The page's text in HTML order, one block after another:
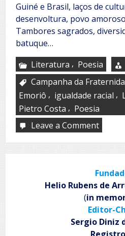
Guiné e Brasil, laços de
desenvoltura, povo
Tambores sagrados,
batuque…
Literatura , Poesia
Campanha da
Emoriô , igualdade racial ,
Pietro Costa , Poesia
Leave a Commenton
Helio Rubens de
(in
Editor-
Sergio Diniz